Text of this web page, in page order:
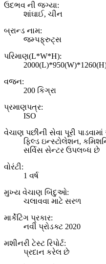
ઉદભવ ની જગ્યા:
શાંઘાઈ, ચીન
બ્રાન્ડ નામ:
જમ્પફ્રુટ્સ
પરિમાણ(L*W*H):
વજન:
200 કિગ્રા
પ્રમાણપત્ર:
ISO
વેચાણ પછીની સેવા પૂરી
ફિલ્ડ ઇન્સ્ટોલેશન,
સર્વિસ સેન્ટર ઉપલબ્ધ છે
વોરંટી:
1 વર્ષ
મુખ્ય વેચાણ બિંદુઓ:
ચલાવવા માટે સરળ
માર્કેટિંગ પ્રકાર:
નવી પ્રોડક્ટ 2020
મશીનરી ટેસ્ટ રિપોર્ટ:
પ્રદાન કરેલ છે